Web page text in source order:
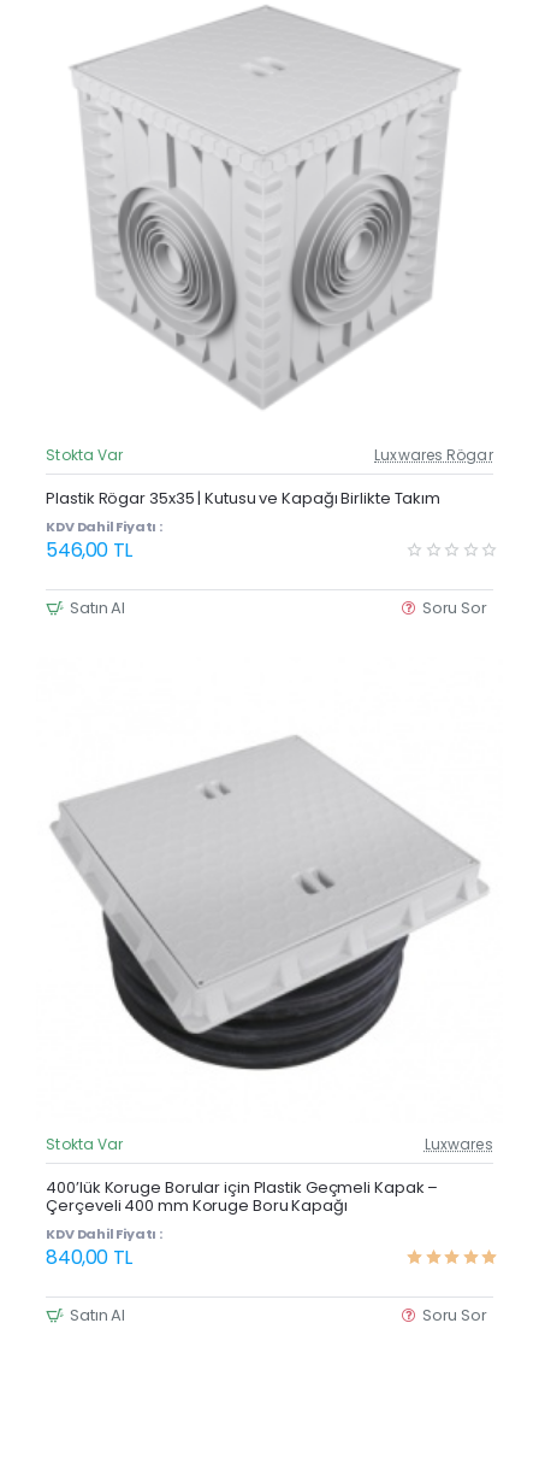
Güncel Fiyat
Stokta Var Luxwares Rögar
Plastik Rögar 35x35 | Kutusu ve Kapağı Birlikte Takım
KDV Dahil Fiyatı :
546,00 TL
Satın Al Soru Sor
Güncel Fiyat
Stokta Var Luxwares
400’lük Koruge Borular için Plastik Geçmeli Kapak –
Çerçeveli 400 mm Koruge Boru Kapağı
KDV Dahil Fiyatı :
840,00 TL
Satın Al Soru Sor